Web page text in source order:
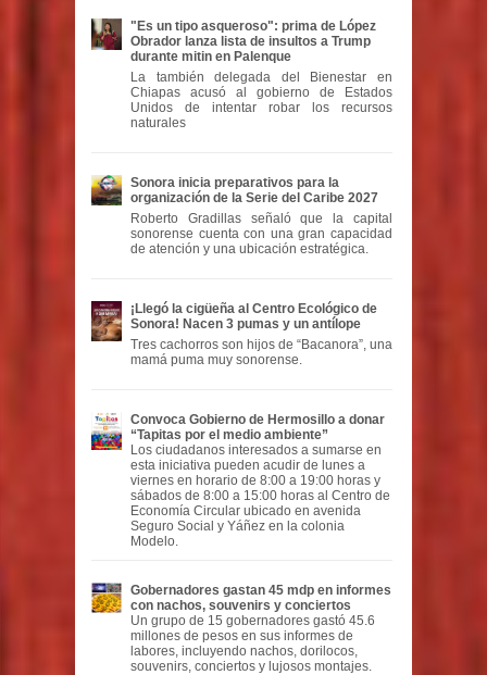
"Es un tipo asqueroso": prima de López
Obrador lanza lista de insultos a Trump
durante mitin en Palenque
La también delegada del Bienestar en
Chiapas acusó al gobierno de Estados
Unidos de intentar robar los recursos
naturales
Sonora inicia preparativos para la
organización de la Serie del Caribe 2027
Roberto Gradillas señaló que la capital
sonorense cuenta con una gran capacidad
de atención y una ubicación estratégica.
¡Llegó la cigüeña al Centro Ecológico de
Sonora! Nacen 3 pumas y un antílope
Tres cachorros son hijos de “Bacanora”, una
mamá puma muy sonorense.
Convoca Gobierno de Hermosillo a donar
“Tapitas por el medio ambiente”
Los ciudadanos interesados a sumarse en
esta iniciativa pueden acudir de lunes a
viernes en horario de 8:00 a 19:00 horas y
sábados de 8:00 a 15:00 horas al Centro de
Economía Circular ubicado en avenida
Seguro Social y Yáñez en la colonia
Modelo.
Gobernadores gastan 45 mdp en informes
con nachos, souvenirs y conciertos
Un grupo de 15 gobernadores gastó 45.6
millones de pesos en sus informes de
labores, incluyendo nachos, dorilocos,
souvenirs, conciertos y lujosos montajes.